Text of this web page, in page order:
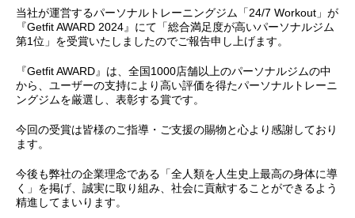
当社が運営するパーソナルトレーニングジム「24/7 Workout」が
『Getfit AWARD 2024』にて「総合満足度が高いパーソナルジム
第1位」を受賞いたしましたのでご報告申し上げます。
『Getfit AWARD』は、全国1000店舗以上のパーソナルジムの中
から、ユーザーの支持により高い評価を得たパーソナルトレーニ
ングジムを厳選し、表彰する賞です。
今回の受賞は皆様のご指導・ご支援の賜物と心より感謝しており
ます。
今後も弊社の企業理念である「全人類を人生史上最高の身体に導
く」を掲げ、誠実に取り組み、社会に貢献することができるよう
精進してまいります。